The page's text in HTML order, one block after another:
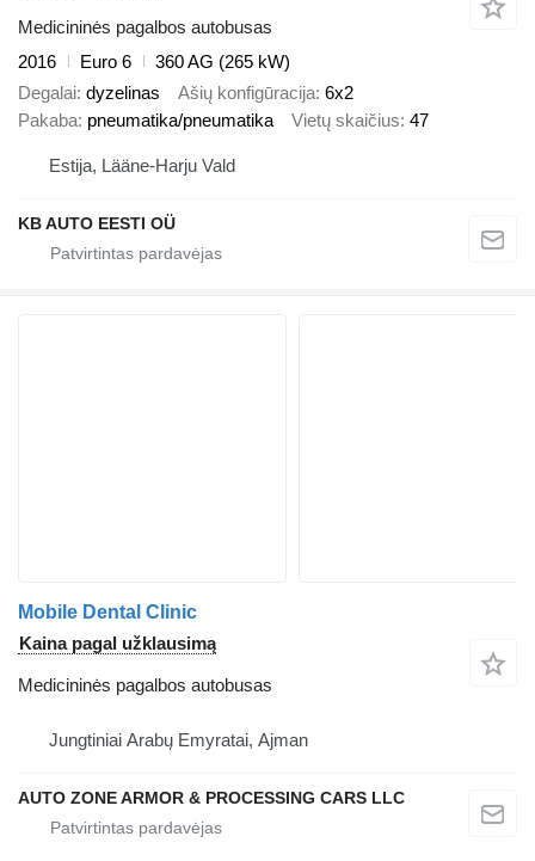
Medicininės pagalbos autobusas
2016
Euro 6
360 AG (265 kW)
Degalai dyzelinas Ašių konfigūracija 6x2
Pakaba pneumatika/pneumatika Vietų skaičius 47
Estija, Lääne-Harju Vald
KB AUTO EESTI OÜ
Mobile Dental Clinic
Kaina pagal užklausimą
Medicininės pagalbos autobusas
Jungtiniai Arabų Emyratai, Ajman
AUTO ZONE ARMOR & PROCESSING CARS LLC